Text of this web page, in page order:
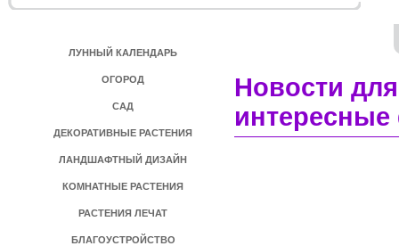
ЛУННЫЙ КАЛЕНДАРЬ
ОГОРОД
САД
ДЕКОРАТИВНЫЕ РАСТЕНИЯ
ЛАНДШАФТНЫЙ ДИЗАЙН
КОМНАТНЫЕ РАСТЕНИЯ
РАСТЕНИЯ ЛЕЧАТ
БЛАГОУСТРОЙСТВО
Новости